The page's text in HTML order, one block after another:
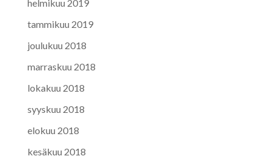
helmikuu 2019
tammikuu 2019
joulukuu 2018
marraskuu 2018
lokakuu 2018
syyskuu 2018
elokuu 2018
kesäkuu 2018